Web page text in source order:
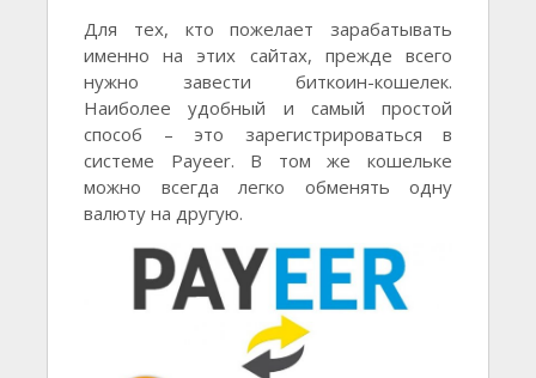
Для тех, кто пожелает зарабатывать
именно на этих сайтах, прежде всего
нужно завести биткоин-кошелек.
Наиболее удобный и самый простой
способ – это зарегистрироваться в
системе Payeer. В том же кошельке
можно всегда легко обменять одну
валюту на другую.